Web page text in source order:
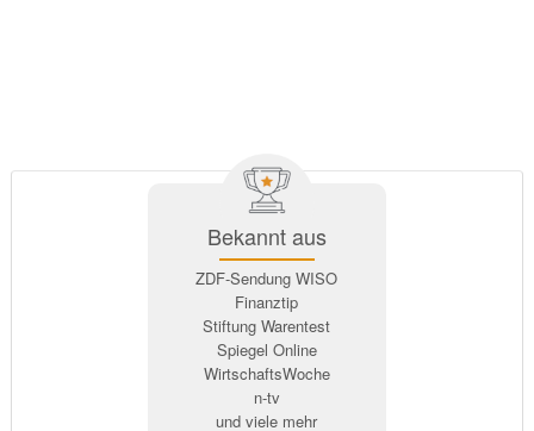
Bekannt aus
ZDF-Sendung WISO
Finanztip
Stiftung Warentest
Spiegel Online
WirtschaftsWoche
n-tv
und viele mehr